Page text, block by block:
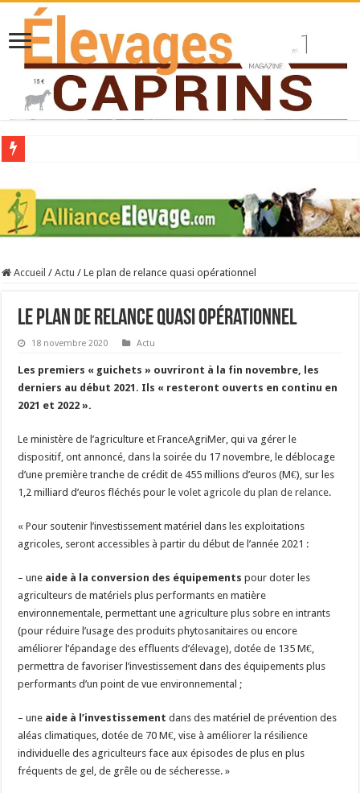
Stress thermique : quelles solutions concrètes pour protéger son troupeau ?
40 ans du Space : une présentation caprine quotidienne
La collecte de lait de chèvre confirme son rebond
Accueil / Actu / Le plan de relance quasi opérationnel
Le plan de relance quasi opérationnel
18 novembre 2020 Actu
Les premiers « guichets » ouvriront à la fin novembre, les
derniers au début 2021. Ils « resteront ouverts en continu en
2021 et 2022 ».
Le ministère de l’agriculture et FranceAgriMer, qui va gérer le
dispositif, ont annoncé, dans la soirée du 17 novembre, le déblocage
d’une première tranche de crédit de 455 millions d’euros (M€), sur les
1,2 milliard d’euros fléchés pour levolet agricole du plan de relance.
« Pour soutenir l’investissement matériel dans les exploitations
agricoles, seront accessibles à partir du début de l’année 2021 :
– une aide à la conversion des équipements pour doter les
agriculteurs de matériels plus performants en matière
environnementale, permettant une agriculture plus sobre en intrants
(pour réduire l’usage des produits phytosanitaires ou encore
améliorer l’épandage des effluents d’élevage), dotée de 135 M€,
permettra de favoriser l’investissement dans des équipements plus
performants d’un point de vue environnemental ;
– une aide à l’investissement dans des matériel de prévention des
aléas climatiques, dotée de 70 M€, vise à améliorer la résilience
individuelle des agriculteurs face aux épisodes de plus en plus
fréquents de gel, de grêle ou de sécheresse. »